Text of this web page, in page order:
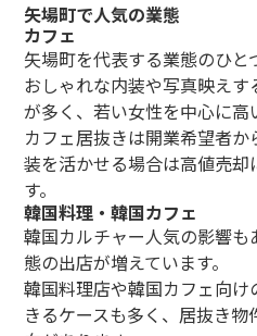
矢場町で人気の業態
カフェ
矢場町を代表する業態のひと
おしゃれな内装や写真映え
が多く、若い女性を中心に高
カフェ居抜きは開業希望者
装を活かせる場合は高値売
す。
韓国料理・韓国カフェ
韓国カルチャー人気の影響
態の出店が増えています。
韓国料理店や韓国カフェ向
きるケースも多く、居抜き